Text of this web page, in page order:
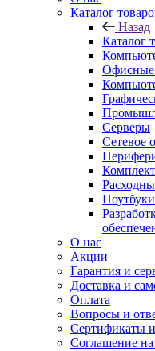
Каталог
Назад
Каталог
Офисные
Серверы
Сетевое
О нас
Акции
Гарантия и
Доставка и
Оплата
Вопросы и
Сертификаты
Соглашение